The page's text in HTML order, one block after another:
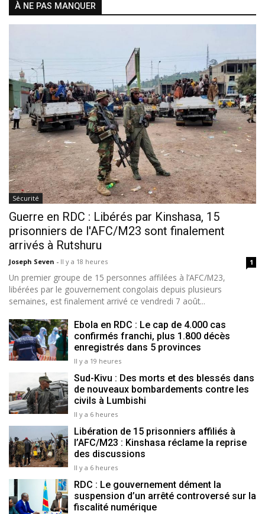
À NE PAS MANQUER
Sécurité
Guerre en RDC : Libérés par Kinshasa, 15
prisonniers de l'AFC/M23 sont finalement
arrivés à Rutshuru
Joseph Seven - Il y a 18 heures 1
Un premier groupe de 15 personnes affilées à l’AFC/M23,
libérées par le gouvernement congolais depuis plusieurs
semaines, est finalement arrivé ce vendredi 7 août...
Ebola en RDC : Le cap de 4.000 cas
confirmés franchi, plus 1.800 décès
enregistrés dans 5 provinces
Il y a 19 heures
Sud-Kivu : Des morts et des blessés dans
de nouveaux bombardements contre les
civils à Lumbishi
Il y a 6 heures
Libération de 15 prisonniers affiliés à
l’AFC/M23 : Kinshasa réclame la reprise
des discussions
Il y a 6 heures
RDC : Le gouvernement dément la
suspension d’un arrêté controversé sur la
fiscalité numérique